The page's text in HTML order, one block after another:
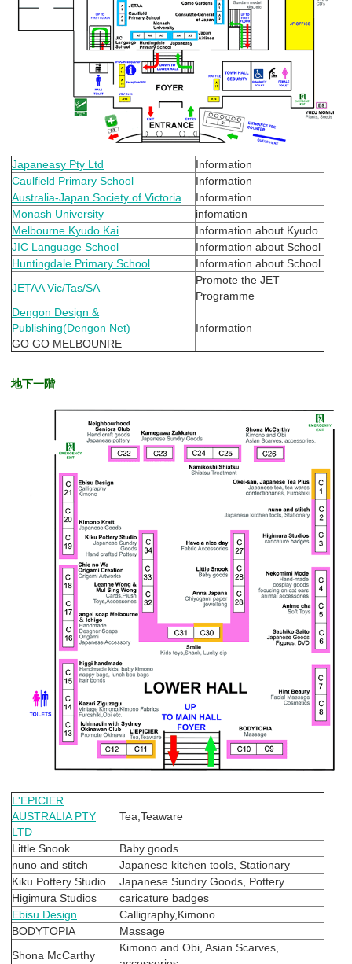
Japaneasy Pty Ltd
Information
Caulfield Primary School
Information
Australia-Japan Society of Victoria
Information
Monash University
infomation
Melbourne Kyudo Kai
Information about Kyudo
JIC Language School
Information about School
Huntingdale Primary School
Information about School
JETAA Vic/Tas/SA
Promote the JET
Programme
Dengon Design &
Publishing(Dengon Net)
GO GO MELBOUNRE
Information
地下一階
L'EPICIER
AUSTRALIA PTY
LTD
Tea,Teaware
Little Snook
Baby goods
nuno and stitch
Japanese kitchen tools, Stationary
Kiku Pottery Studio
Japanese Sundry Goods, Pottery
Higimura Studios
caricature badges
Ebisu Design
Calligraphy,Kimono
BODYTOPIA
Massage
Shona McCarthy
Kimono and Obi, Asian Scarves,